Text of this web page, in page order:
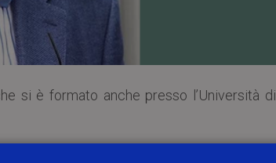
si è formato anche presso l’Università di
diritto e sociologia presso le università di